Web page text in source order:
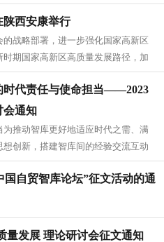
陕西安康举行
战略部署，进一步强化国家高新区
期国家高新区高质量发展路径，加
...
时代责任与使命担当——2023
会通知
推动智库更好地适应时代之需、满
创新，搭建智库间的经验交流互动
...
国自贸智库论坛”征文活动的通
量发展 理论研讨会征文通知